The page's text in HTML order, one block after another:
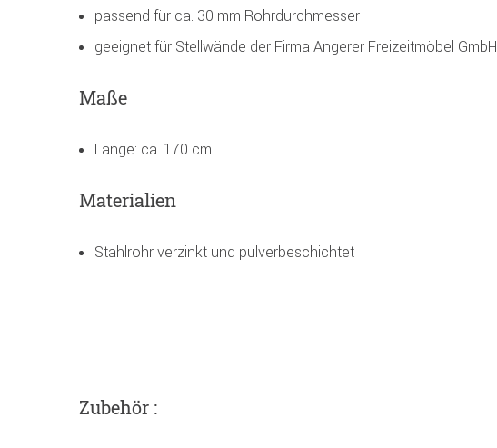
passend für ca. 30 mm Rohrdurchmesser
geeignet für Stellwände der Firma Angerer Freizeitmöbel GmbH
Maße
Länge: ca. 170 cm
Materialien
Stahlrohr verzinkt und pulverbeschichtet
Zubehör :